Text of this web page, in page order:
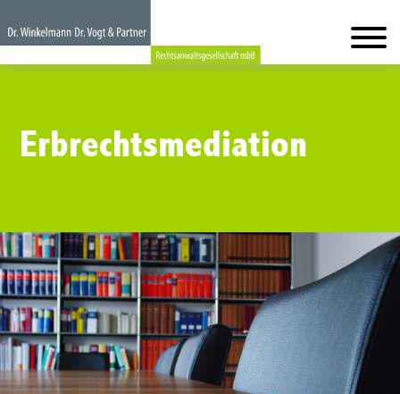
Erbrechtsmediation